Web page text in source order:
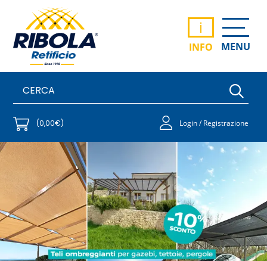
i
INFO MENU
(0,00€) Login / Registrazione